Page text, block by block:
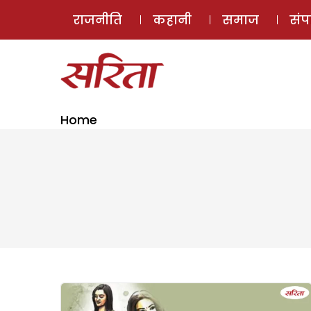
राजनीति कहानी समाज
Home